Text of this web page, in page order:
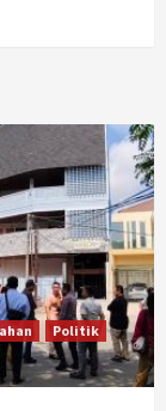
Politik